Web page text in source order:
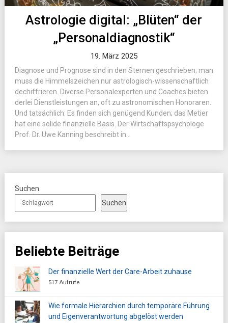
Astrologie digital: „Blüten“ der
„Personaldiagnostik“
19. März 2025
Diagnose und Prognose sind in den Sternen geschrieben; man
muss die Himmelszeichen nur astrologisch-wissenschaftlich
dechiffrieren. Diverse Personalexperten und Coaches bieten
derlei Dienstleistungen an, oft zu astronomischen Honoraren.
Und tatsächlich: Es finden sich genügend Kunden; das Metier
hat eine solide finanzielle Basis. Der Wirtschaftspsychologe
Prof. Dr. Uwe Kanning beschreibt in...
Suchen
Suchen
Beliebte Beiträge
Der finanzielle Wert der Care-Arbeit zuhause
517 Aufrufe
Wie formale Hierarchien durch temporäre Führung
und Eigenverantwortung abgelöst werden